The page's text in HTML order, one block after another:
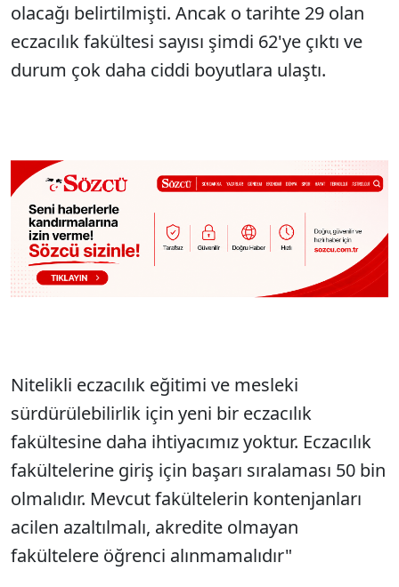
olacağı belirtilmişti. Ancak o tarihte 29 olan
eczacılık fakültesi sayısı şimdi 62'ye çıktı ve
durum çok daha ciddi boyutlara ulaştı.
Nitelikli eczacılık eğitimi ve mesleki
sürdürülebilirlik için yeni bir eczacılık
fakültesine daha ihtiyacımız yoktur. Eczacılık
fakültelerine giriş için başarı sıralaması 50 bin
olmalıdır. Mevcut fakültelerin kontenjanları
acilen azaltılmalı, akredite olmayan
fakültelere öğrenci alınmamalıdır"